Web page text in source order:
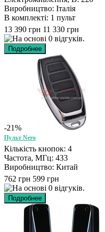
Виробництво: Італія
В комплекті: 1 пульт
13 390 грн 11 330 грн
-21%
Пульт Nero
Кількість кнопок: 4
Частота, МГц: 433
Виробництво: Китай
762 грн 599 грн